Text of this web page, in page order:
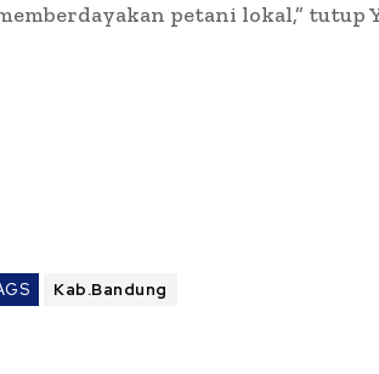
petani lokal,” tutup
Kab.Bandung